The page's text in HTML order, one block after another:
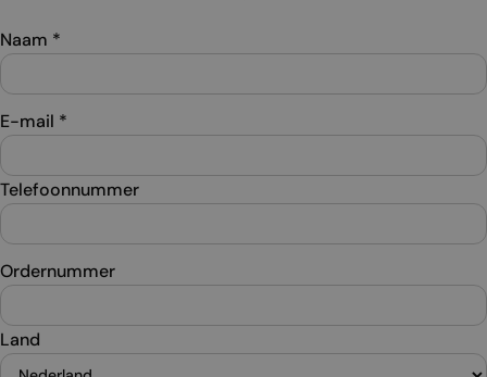
Naam *
E-mail *
Telefoonnummer
Ordernummer
Land